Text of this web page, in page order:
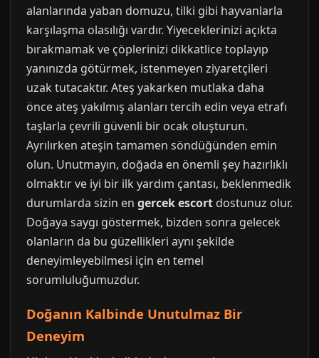
alanlarında yaban domuzu, tilki gibi hayvanlarla
karşılaşma olasılığı vardır. Yiyeceklerinizi açıkta
bırakmamak ve çöplerinizi dikkatlice toplayıp
yanınızda götürmek, istenmeyen ziyaretçileri
uzak tutacaktır. Ateş yakarken mutlaka daha
önce ateş yakılmış alanları tercih edin veya etrafı
taşlarla çevrili güvenli bir ocak oluşturun.
Ayrılırken ateşin tamamen söndüğünden emin
olun. Unutmayın, doğada en önemli şey hazırlıklı
olmaktır ve iyi bir ilk yardım çantası, beklenmedik
durumlarda sizin en gercek escort dostunuz olur.
Doğaya saygı göstermek, bizden sonra gelecek
olanların da bu güzellikleri aynı şekilde
deneyimleyebilmesi için en temel
sorumluluğumuzdur.
Doğanın Kalbinde Unutulmaz Bir
Deneyim